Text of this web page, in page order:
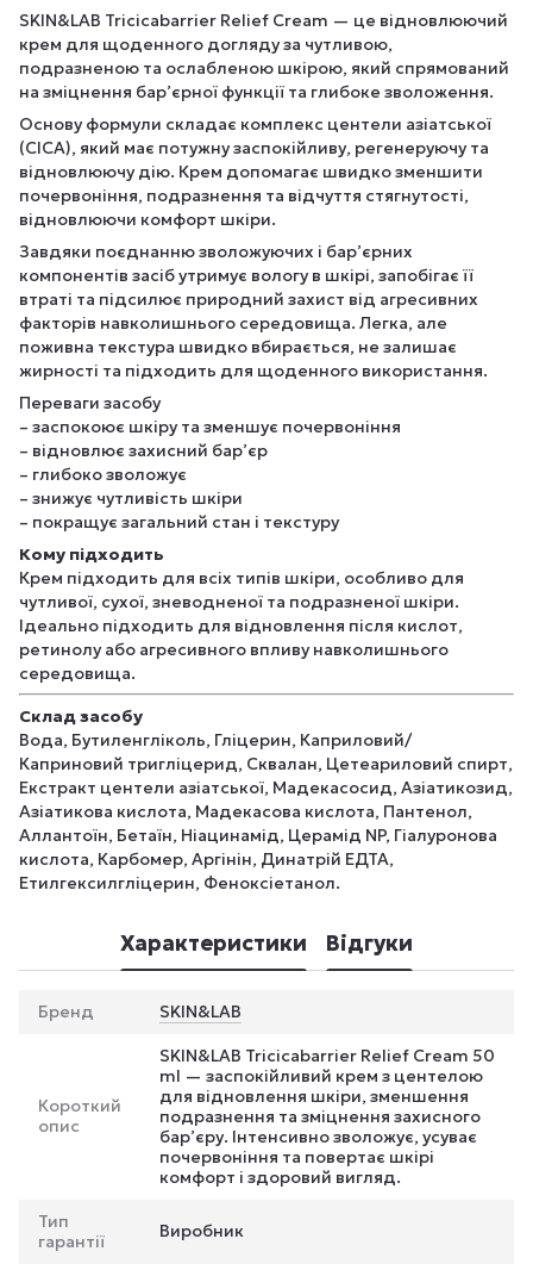
SKIN&LAB Tricicabarrier Relief Cream — це відновлюючий
крем для щоденного догляду за чутливою,
подразненою та ослабленою шкірою, який спрямований
на зміцнення бар’єрної функції та глибоке зволоження.
Основу формули складає комплекс центели азіатської
(CICA), який має потужну заспокійливу, регенеруючу та
відновлюючу дію. Крем допомагає швидко зменшити
почервоніння, подразнення та відчуття стягнутості,
відновлюючи комфорт шкіри.
Завдяки поєднанню зволожуючих і бар’єрних
компонентів засіб утримує вологу в шкірі, запобігає її
втраті та підсилює природний захист від агресивних
факторів навколишнього середовища. Легка, але
поживна текстура швидко вбирається, не залишає
жирності та підходить для щоденного використання.
Переваги засобу
– заспокоює шкіру та зменшує почервоніння
– відновлює захисний бар’єр
– глибоко зволожує
– знижує чутливість шкіри
– покращує загальний стан і текстуру
Кому підходить
Крем підходить для всіх типів шкіри, особливо для
чутливої, сухої, зневодненої та подразненої шкіри.
Ідеально підходить для відновлення після кислот,
ретинолу або агресивного впливу навколишнього
середовища.
Склад засобу
Вода, Бутиленгліколь, Гліцерин, Каприловий/
Каприновий тригліцерид, Сквалан, Цетеариловий спирт,
Екстракт центели азіатської, Мадекасосид, Азіатикозид,
Азіатикова кислота, Мадекасова кислота, Пантенол,
Аллантоїн, Бетаїн, Ніацинамід, Церамід NP, Гіалуронова
кислота, Карбомер, Аргінін, Динатрій ЕДТА,
Етилгексилгліцерин, Феноксіетанол.
Характеристики Відгуки
Бренд SKIN&LAB
Короткий
опис
SKIN&LAB Tricicabarrier Relief Cream 50
ml — заспокійливий крем з центелою
для відновлення шкіри, зменшення
подразнення та зміцнення захисного
бар’єру. Інтенсивно зволожує, усуває
почервоніння та повертає шкірі
комфорт і здоровий вигляд.
Тип
гарантії
Виробник